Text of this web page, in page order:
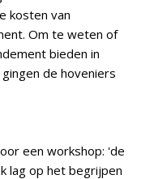
kosten van
Om te weten of
bieden in
de hoveniers
een workshop: 'de
lag op het begrijpen